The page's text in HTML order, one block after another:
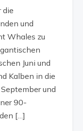
die
und
Whales zu
Juni und
Kalben in die
und
90-
[…]